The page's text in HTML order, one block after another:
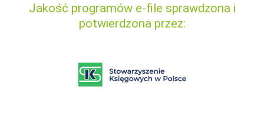
Jakość programów e-file sprawdzona i
potwierdzona przez: